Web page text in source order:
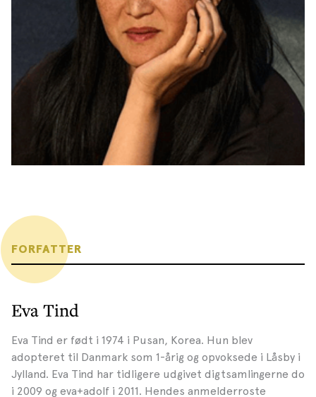
FORFATTER
Eva Tind
Eva Tind er født i 1974 i Pusan, Korea. Hun blev
adopteret til Danmark som 1-årig og opvoksede i Låsby i
Jylland. Eva Tind har tidligere udgivet digtsamlingerne do
i 2009 og eva+adolf i 2011. Hendes anmelderroste